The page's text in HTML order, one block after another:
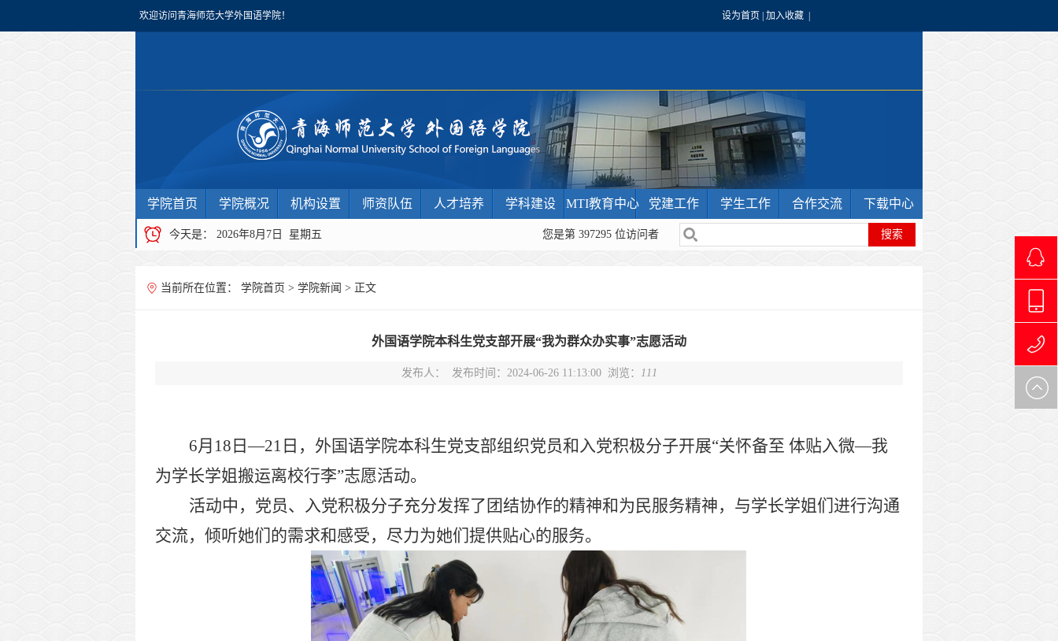
欢迎访问青海师范大学外国语学院！ 设为首页 加入收藏
学院首页 学院概况 机构设置 师资队伍 人才培养 学科建设 MTI教育中心 党建工作 学生工作 合作交流 下载中心
今天是： 2026年8月7日 星期五 您是第 397295 位访问者
当前所在位置： 学院首页 > 学院新闻 > 正文
外国语学院本科生党支部开展“我为群众办实事”志愿活动
发布人： 发布时间：2024-06-26 11:13:00 浏览： 111
6月 18 日—21 日，外国语学院本科生党支部组织党员和入党积极分子开展“关怀备至 体贴入微—我
为学长学姐搬运离校行李”志愿活动。
活动中，党员、入党积极分子充分发挥了团结协作的精神和为民服务精神，与学长学姐们进行沟通
交流，倾听她们的需求和感受，尽力为她们提供贴心的服务。
0971-